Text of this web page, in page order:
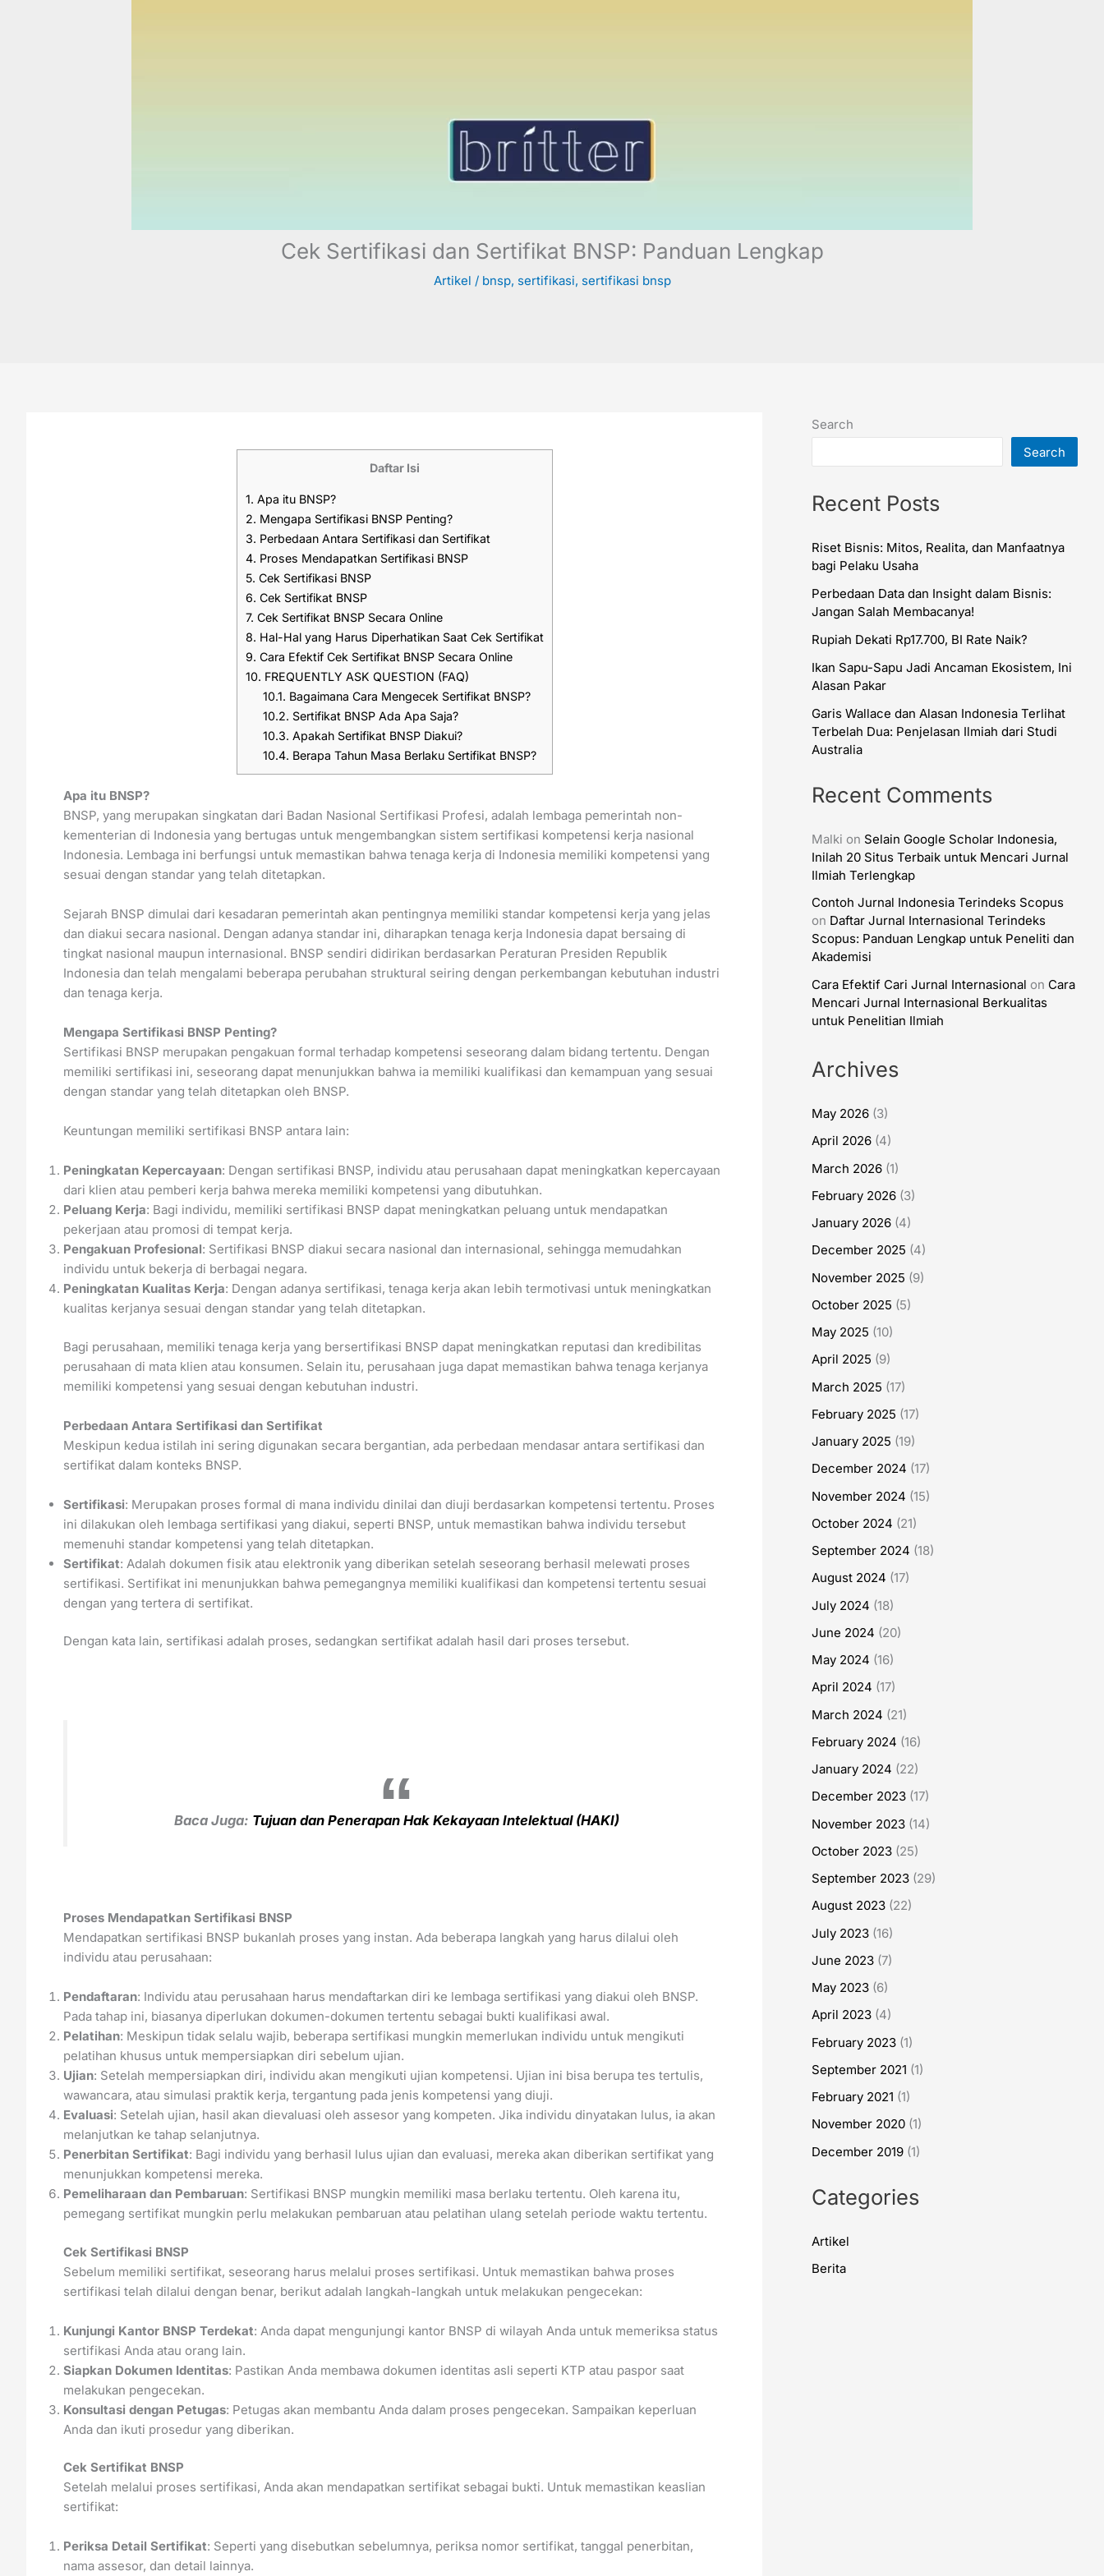
Cek Sertifikasi dan Sertifikat BNSP: Panduan Lengkap
Artikel / bnsp, sertifikasi, sertifikasi bnsp
Daftar Isi
1. Apa itu BNSP?
2. Mengapa Sertifikasi BNSP Penting?
3. Perbedaan Antara Sertifikasi dan Sertifikat
4. Proses Mendapatkan Sertifikasi BNSP
5. Cek Sertifikasi BNSP
6. Cek Sertifikat BNSP
7. Cek Sertifikat BNSP Secara Online
8. Hal-Hal yang Harus Diperhatikan Saat Cek Sertifikat
9. Cara Efektif Cek Sertifikat BNSP Secara Online
10. FREQUENTLY ASK QUESTION (FAQ)
10.1. Bagaimana Cara Mengecek Sertifikat BNSP?
10.2. Sertifikat BNSP Ada Apa Saja?
10.3. Apakah Sertifikat BNSP Diakui?
10.4. Berapa Tahun Masa Berlaku Sertifikat BNSP?
Apa itu BNSP?
BNSP, yang merupakan singkatan dari Badan Nasional Sertifikasi Profesi, adalah lembaga pemerintah non-
kementerian di Indonesia yang bertugas untuk mengembangkan sistem sertifikasi kompetensi kerja nasional
Indonesia. Lembaga ini berfungsi untuk memastikan bahwa tenaga kerja di Indonesia memiliki kompetensi yang
sesuai dengan standar yang telah ditetapkan.
Sejarah BNSP dimulai dari kesadaran pemerintah akan pentingnya memiliki standar kompetensi kerja yang jelas
dan diakui secara nasional. Dengan adanya standar ini, diharapkan tenaga kerja Indonesia dapat bersaing di
tingkat nasional maupun internasional. BNSP sendiri didirikan berdasarkan Peraturan Presiden Republik
Indonesia dan telah mengalami beberapa perubahan struktural seiring dengan perkembangan kebutuhan industri
dan tenaga kerja.
Mengapa Sertifikasi BNSP Penting?
Sertifikasi BNSP merupakan pengakuan formal terhadap kompetensi seseorang dalam bidang tertentu. Dengan
memiliki sertifikasi ini, seseorang dapat menunjukkan bahwa ia memiliki kualifikasi dan kemampuan yang sesuai
dengan standar yang telah ditetapkan oleh BNSP.
Keuntungan memiliki sertifikasi BNSP antara lain:
Peningkatan Kepercayaan: Dengan sertifikasi BNSP, individu atau perusahaan dapat meningkatkan kepercayaan
dari klien atau pemberi kerja bahwa mereka memiliki kompetensi yang dibutuhkan.
Peluang Kerja: Bagi individu, memiliki sertifikasi BNSP dapat meningkatkan peluang untuk mendapatkan
pekerjaan atau promosi di tempat kerja.
Pengakuan Profesional: Sertifikasi BNSP diakui secara nasional dan internasional, sehingga memudahkan
individu untuk bekerja di berbagai negara.
Peningkatan Kualitas Kerja: Dengan adanya sertifikasi, tenaga kerja akan lebih termotivasi untuk meningkatkan
kualitas kerjanya sesuai dengan standar yang telah ditetapkan.
Bagi perusahaan, memiliki tenaga kerja yang bersertifikasi BNSP dapat meningkatkan reputasi dan kredibilitas
perusahaan di mata klien atau konsumen. Selain itu, perusahaan juga dapat memastikan bahwa tenaga kerjanya
memiliki kompetensi yang sesuai dengan kebutuhan industri.
Perbedaan Antara Sertifikasi dan Sertifikat
Meskipun kedua istilah ini sering digunakan secara bergantian, ada perbedaan mendasar antara sertifikasi dan
sertifikat dalam konteks BNSP.
Sertifikasi: Merupakan proses formal di mana individu dinilai dan diuji berdasarkan kompetensi tertentu. Proses
ini dilakukan oleh lembaga sertifikasi yang diakui, seperti BNSP, untuk memastikan bahwa individu tersebut
memenuhi standar kompetensi yang telah ditetapkan.
Sertifikat: Adalah dokumen fisik atau elektronik yang diberikan setelah seseorang berhasil melewati proses
sertifikasi. Sertifikat ini menunjukkan bahwa pemegangnya memiliki kualifikasi dan kompetensi tertentu sesuai
dengan yang tertera di sertifikat.
Dengan kata lain, sertifikasi adalah proses, sedangkan sertifikat adalah hasil dari proses tersebut.
Baca Juga: Tujuan dan Penerapan Hak Kekayaan Intelektual (HAKI)
Proses Mendapatkan Sertifikasi BNSP
Mendapatkan sertifikasi BNSP bukanlah proses yang instan. Ada beberapa langkah yang harus dilalui oleh
individu atau perusahaan:
Pendaftaran: Individu atau perusahaan harus mendaftarkan diri ke lembaga sertifikasi yang diakui oleh BNSP.
Pada tahap ini, biasanya diperlukan dokumen-dokumen tertentu sebagai bukti kualifikasi awal.
Pelatihan: Meskipun tidak selalu wajib, beberapa sertifikasi mungkin memerlukan individu untuk mengikuti
pelatihan khusus untuk mempersiapkan diri sebelum ujian.
Ujian: Setelah mempersiapkan diri, individu akan mengikuti ujian kompetensi. Ujian ini bisa berupa tes tertulis,
wawancara, atau simulasi praktik kerja, tergantung pada jenis kompetensi yang diuji.
Evaluasi: Setelah ujian, hasil akan dievaluasi oleh assesor yang kompeten. Jika individu dinyatakan lulus, ia akan
melanjutkan ke tahap selanjutnya.
Penerbitan Sertifikat: Bagi individu yang berhasil lulus ujian dan evaluasi, mereka akan diberikan sertifikat yang
menunjukkan kompetensi mereka.
Pemeliharaan dan Pembaruan: Sertifikasi BNSP mungkin memiliki masa berlaku tertentu. Oleh karena itu,
pemegang sertifikat mungkin perlu melakukan pembaruan atau pelatihan ulang setelah periode waktu tertentu.
Cek Sertifikasi BNSP
Sebelum memiliki sertifikat, seseorang harus melalui proses sertifikasi. Untuk memastikan bahwa proses
sertifikasi telah dilalui dengan benar, berikut adalah langkah-langkah untuk melakukan pengecekan:
Kunjungi Kantor BNSP Terdekat: Anda dapat mengunjungi kantor BNSP di wilayah Anda untuk memeriksa status
sertifikasi Anda atau orang lain.
Siapkan Dokumen Identitas: Pastikan Anda membawa dokumen identitas asli seperti KTP atau paspor saat
melakukan pengecekan.
Konsultasi dengan Petugas: Petugas akan membantu Anda dalam proses pengecekan. Sampaikan keperluan
Anda dan ikuti prosedur yang diberikan.
Cek Sertifikat BNSP
Setelah melalui proses sertifikasi, Anda akan mendapatkan sertifikat sebagai bukti. Untuk memastikan keaslian
sertifikat:
Periksa Detail Sertifikat: Seperti yang disebutkan sebelumnya, periksa nomor sertifikat, tanggal penerbitan,
nama assesor, dan detail lainnya.
Search
Search
Recent Posts
Riset Bisnis: Mitos, Realita, dan Manfaatnya
bagi Pelaku Usaha
Perbedaan Data dan Insight dalam Bisnis:
Jangan Salah Membacanya!
Rupiah Dekati Rp17.700, BI Rate Naik?
Ikan Sapu-Sapu Jadi Ancaman Ekosistem, Ini
Alasan Pakar
Garis Wallace dan Alasan Indonesia Terlihat
Terbelah Dua: Penjelasan Ilmiah dari Studi
Australia
Recent Comments
Malki on Selain Google Scholar Indonesia,
Inilah 20 Situs Terbaik untuk Mencari Jurnal
Ilmiah Terlengkap
Contoh Jurnal Indonesia Terindeks Scopus
on Daftar Jurnal Internasional Terindeks
Scopus: Panduan Lengkap untuk Peneliti dan
Akademisi
Cara Efektif Cari Jurnal Internasional on Cara
Mencari Jurnal Internasional Berkualitas
untuk Penelitian Ilmiah
Archives
May 2026 (3)
April 2026 (4)
March 2026 (1)
February 2026 (3)
January 2026 (4)
December 2025 (4)
November 2025 (9)
October 2025 (5)
May 2025 (10)
April 2025 (9)
March 2025 (17)
February 2025 (17)
January 2025 (19)
December 2024 (17)
November 2024 (15)
October 2024 (21)
September 2024 (18)
August 2024 (17)
July 2024 (18)
June 2024 (20)
May 2024 (16)
April 2024 (17)
March 2024 (21)
February 2024 (16)
January 2024 (22)
December 2023 (17)
November 2023 (14)
October 2023 (25)
September 2023 (29)
August 2023 (22)
July 2023 (16)
June 2023 (7)
May 2023 (6)
April 2023 (4)
February 2023 (1)
September 2021 (1)
February 2021 (1)
November 2020 (1)
December 2019 (1)
Categories
Artikel
Berita